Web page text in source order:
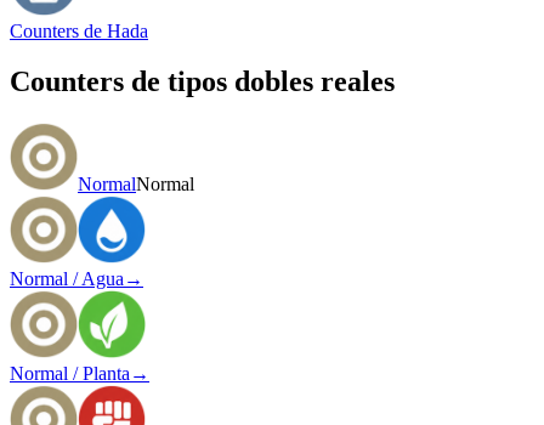
Counters de Hada
Counters de tipos dobles reales
NormalNormal
Normal / Agua →
Normal / Planta →